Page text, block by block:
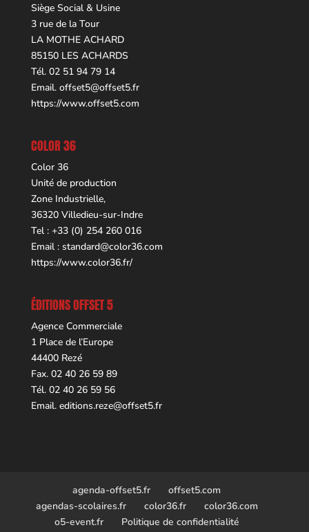
Siège Social & Usine
3 rue de la Tour
LA MOTHE ACHARD
85150 LES ACHARDS
Tél. 02 51 94 79 14
Email. offset5@offset5.fr
https://www.offset5.com
COLOR 36
Color 36
Unité de production
Zone Industrielle,
36320 Villedieu-sur-Indre
Tel : +33 (0) 254 260 016
Email : standard@color36.com
https://www.color36.fr/
ÉDITIONS OFFSET 5
Agence Commerciale
1 Place de l’Europe
44400 Rezé
Fax. 02 40 26 59 89
Tél. 02 40 26 59 56
Email. editions.reze@offset5.fr
agenda-offset5.fr
offset5.com
agendas-scolaires.fr
color36.fr
color36.com
o5-event.fr
Politique de confidentialité